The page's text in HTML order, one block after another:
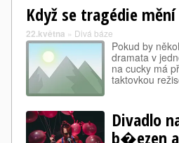
Když se tragédie
22.května » Divá báze
Pokud by
dramata v
na cucky má
taktovkou
Divadlo
b�ezen